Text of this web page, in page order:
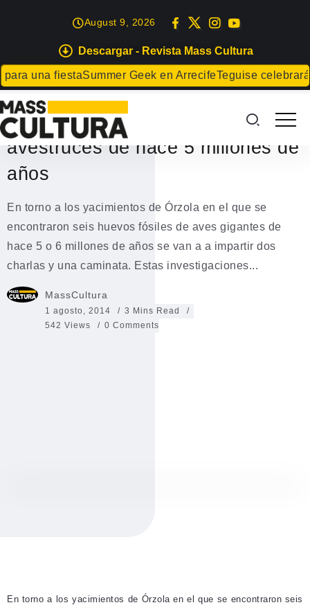
Descargar - Revista Mass Cultura
una fiestaSummer Geek en ArrecifeTeguise celebrará el
August 9, 2026
MÚSICA
El Cabildo organiza dos charlas y
una caminata en torno a los
avestruces de hace 5 millones de
años
En torno a los yacimientos de Órzola en el que se
encontraron seis huevos fósiles de aves gigantes de
hace 5 o 6 millones de años se van a a impartir dos
charlas y una caminata. Estas investigaciones...
MassCultura
1 agosto, 2014
3 Mins Read
542 Views
0 Comments
En torno a los yacimientos de Órzola en el que se encontraron seis